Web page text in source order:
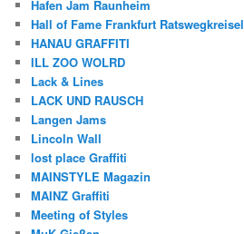
Hafen Jam Raunheim
Hall of Fame Frankfurt Ratswegkreisel
HANAU GRAFFITI
ILL ZOO WOLRD
Lack & Lines
LACK UND RAUSCH
Langen Jams
Lincoln Wall
lost place Graffiti
MAINSTYLE Magazin
MAINZ Graffiti
Meeting of Styles